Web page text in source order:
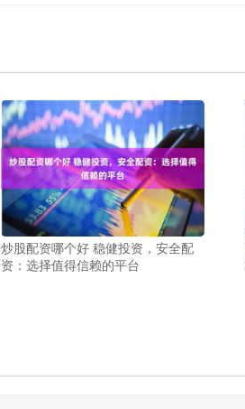
炒股配资哪个好 稳健投资，安全配
资：选择值得信赖的平台